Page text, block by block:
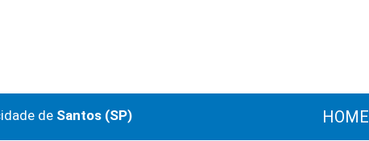
de Santos (SP) HOME